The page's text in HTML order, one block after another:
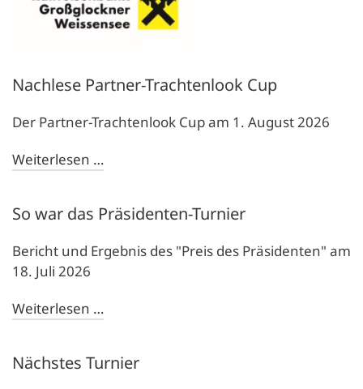
Nachlese Partner-Trachtenlook Cup
Der Partner-Trachtenlook Cup am 1. August 2026
Weiterlesen …
So war das Präsidenten-Turnier
Bericht und Ergebnis des "Preis des Präsidenten" am
18. Juli 2026
Weiterlesen …
Nächstes Turnier